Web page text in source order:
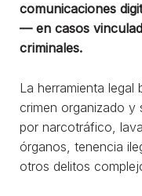
comunicaciones
— en casos
criminales.
La herramienta legal
crimen organizado y
por narcotráfico,
órganos, tenencia
otros delitos